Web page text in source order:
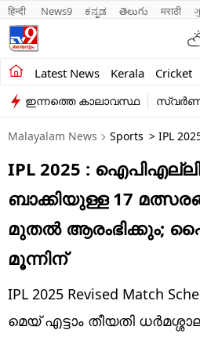
हिन्दी News9 ಕನ್ನಡ తెలుగు मराठी
Latest News Kerala Cricket
Kerala
India
Entertainment
Business
Education
Sports
Lifestyle
world
ഇന്നത്തെ കാലാവസ്ഥ
Malayalam News Sports > IPL
IPL 2025 :
ബാക്കിയുള്ള 17
മുതൽ ആരംഭിക്കും;
മൂന്നിന്
IPL 2025 Revised Match
മെയ് എട്ടാം തീയതി